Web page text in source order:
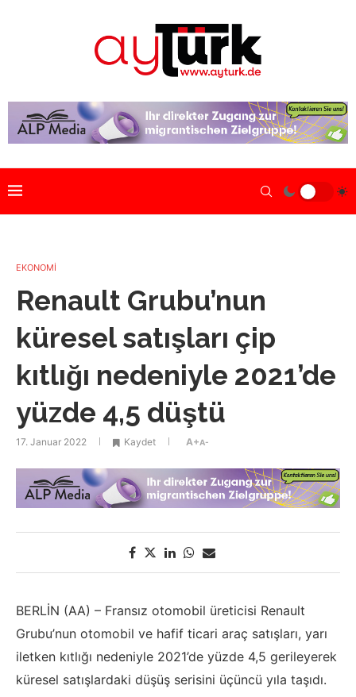
EKONOMİ
Renault Grubu’nun
küresel satışları çip
kıtlığı nedeniyle 2021’de
yüzde 4,5 düştü
17. Januar 2022 Kaydet A+A-
BERLİN (AA) – Fransız otomobil üreticisi Renault
Grubu’nun otomobil ve hafif ticari araç satışları, yarı
iletken kıtlığı nedeniyle 2021’de yüzde 4,5 gerileyerek
küresel satışlardaki düşüş serisini üçüncü yıla taşıdı.